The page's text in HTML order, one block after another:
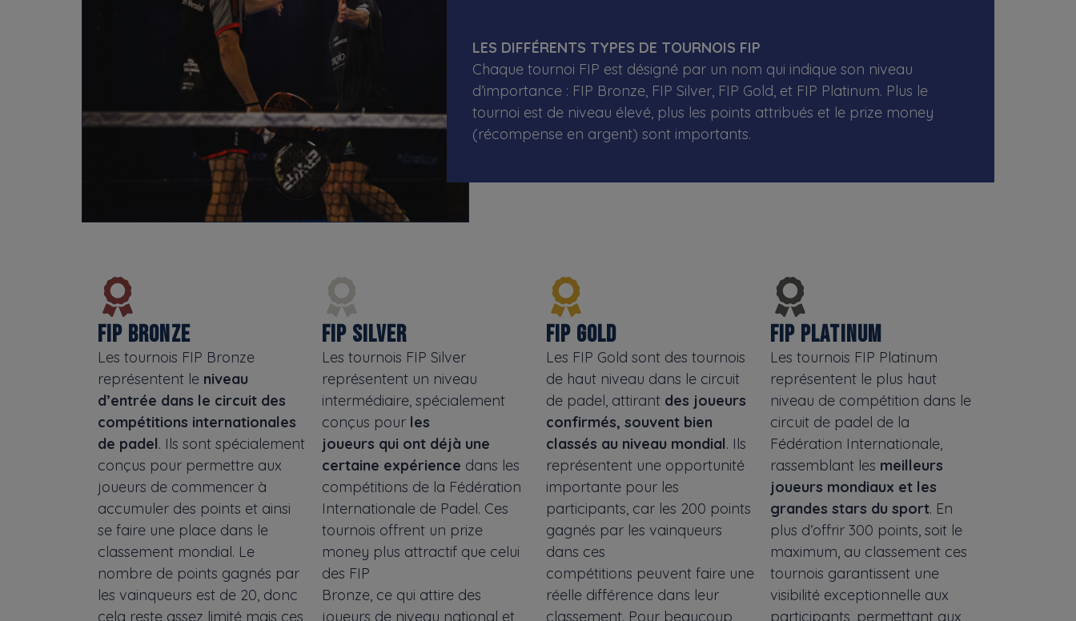
LES DIFFÉRENTS TYPES DE TOURNOIS FIP
Chaque tournoi FIP est désigné par un nom qui indique son niveau
d’importance : FIP Bronze, FIP Silver, FIP Gold, et FIP Platinum. Plus le
tournoi est de niveau élevé, plus les points attribués et le prize money
(récompense en argent) sont importants.
FIP BRONZE
Les tournois FIP Bronze
représentent le niveau
d’entrée dans le circuit des
compétitions internationales
de padel. Ils sont spécialement
conçus pour permettre aux
joueurs de commencer à
accumuler des points et ainsi
se faire une place dans le
classement mondial. Le
nombre de points gagnés par
les vainqueurs est de 20, donc
cela reste assez limité mais ces
FIP SILVER
Les tournois FIP Silver
représentent un niveau
intermédiaire, spécialement
conçus pour les
joueurs qui ont déjà une
certaine expérience dans les
compétitions de la Fédération
Internationale de Padel. Ces
tournois offrent un prize
money plus attractif que celui
des FIP
Bronze, ce qui attire des
joueurs de niveau national et
FIP GOLD
Les FIP Gold sont des tournois
de haut niveau dans le circuit
de padel, attirant des joueurs
confirmés, souvent bien
classés au niveau mondial. Ils
représentent une opportunité
importante pour les
participants, car les 200 points
gagnés par les vainqueurs
dans ces
compétitions peuvent faire une
réelle différence dans leur
classement. Pour beaucoup,
FIP PLATINUM
Les tournois FIP Platinum
représentent le plus haut
niveau de compétition dans le
circuit de padel de la
Fédération Internationale,
rassemblant les meilleurs
joueurs mondiaux et les
grandes stars du sport. En
plus d’offrir 300 points, soit le
maximum, au classement ces
tournois garantissent une
visibilité exceptionnelle aux
participants, permettant aux